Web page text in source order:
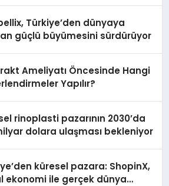
Türkiye’den dünyaya
güçlü büyümesini sürdürüyor
Ameliyatı Öncesinde Hangi
Yapılır?
rinoplasti pazarının 2030’da
dolara ulaşması bekleniyor
küresel pazara: ShopinX,
ekonomi ile gerçek dünya